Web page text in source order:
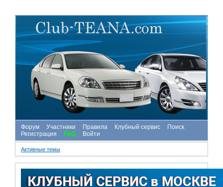
Форум Участники Правила Клубный сервис
Поиск
Регистрация
FAQ Войти
Активные темы